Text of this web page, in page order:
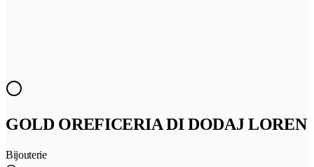
GOLD OREFICERIA DI DODAJ LOREN
Bijouterie